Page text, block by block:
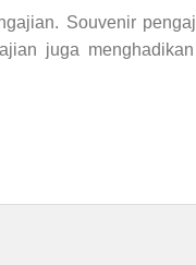
Souvenir
juga